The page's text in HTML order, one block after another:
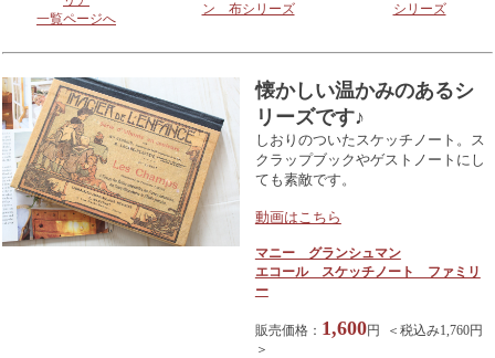
一覧ページへ
ン 布シリーズ
シリーズ
懐かしい温かみのあるシ
リーズです♪
しおりのついたスケッチノート。ス
クラップブックやゲストノートにし
ても素敵です。
動画はこちら
マニー グランシュマン
エコール スケッチノート ファミリ
ー
販売価格： 1,600円 ＜税込み1,760円
＞